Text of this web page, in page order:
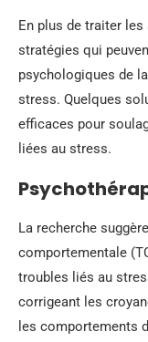
En plus de traiter
stratégies qui
psychologiques de
stress. Quelques
efficaces pour
liées au stress.
La recherche
comportementale
troubles liés au
corrigeant les
les comportements